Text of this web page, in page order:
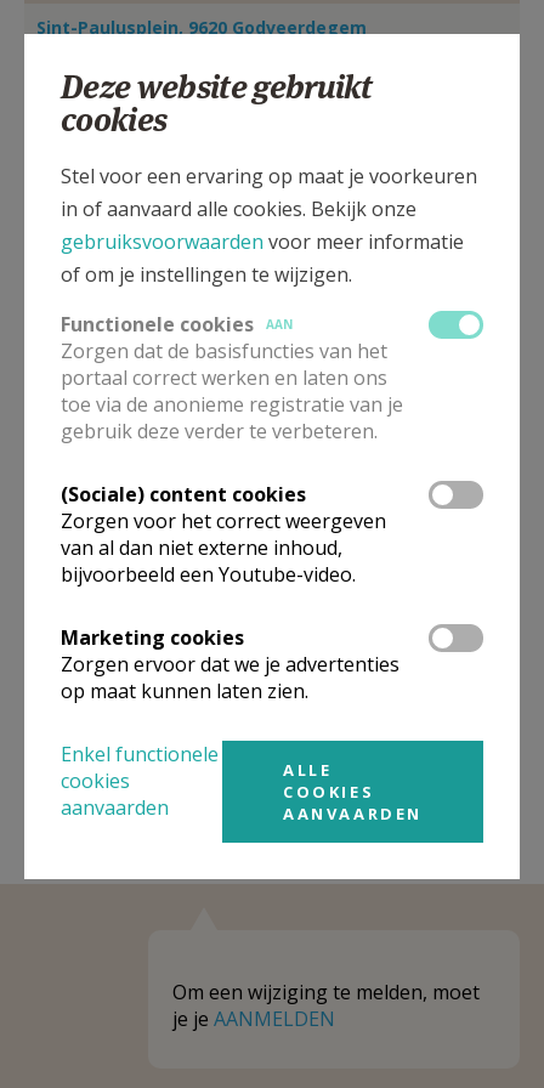
AANMELDEN OF REGISTREREN
Sint-Paulusplein, 9620 Godveerdegem
In deze kerk vinden geen weekendvieringen plaats. Via de
onderstaande lijst kan je het aanbod van kerken in de buurt
Omgeving
Niet gevonden wat je zocht? Hier vind je
organisaties, in de buurt.
Kerken in of nabijGodveerdegem
Om een wijziging te melden, moet
je je AANMELDEN
Deze website gebruikt
cookies
Stel voor een ervaring op maat je voorkeuren
in of aanvaard alle cookies. Bekijk onze
gebruiksvoorwaarden voor meer informatie
of om je instellingen te wijzigen.
Functionele cookies
AAN
Zorgen dat de basisfuncties van het
portaal correct werken en laten ons
toe via de anonieme registratie van je
gebruik deze verder te verbeteren.
(Sociale) content cookies
Zorgen voor het correct weergeven
van al dan niet externe inhoud,
bijvoorbeeld een Youtube-video.
Marketing cookies
Zorgen ervoor dat we je advertenties
op maat kunnen laten zien.
Enkel functionele
cookies
aanvaarden
ALLE
COOKIES
AANVAARDEN